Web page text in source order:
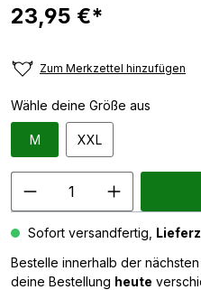
23,95 €*
Zum Merkzettel hinzufügen
Wähle deine Größe aus
M XXL
Sofort versandfertig,
Bestelle innerhalb der nächsten
deine Bestellung heute